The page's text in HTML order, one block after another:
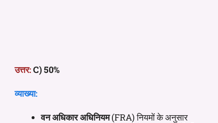
उत्तर:C) 50%
व्याख्या:
वन अधिकार अधिनियम(FRA) नियमों के अनुसार